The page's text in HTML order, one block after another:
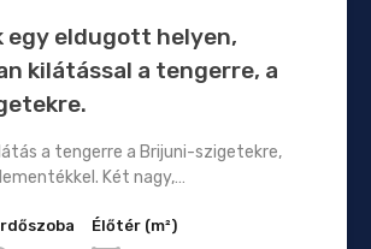
egy eldugott helyen,
kilátással a tengerre, a
a tengerre a Brijuni-szigetekre,
Két nagy,…
Élőtér (m²)